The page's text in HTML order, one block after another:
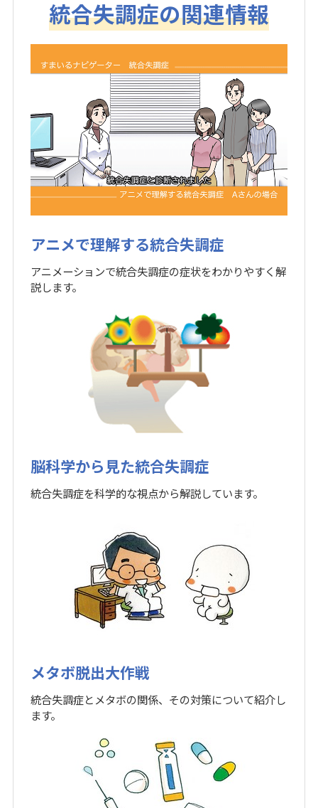
統合失調症の関連情報
アニメで理解する統合失調症
アニメーションで統合失調症の症状をわかりやすく解
説します。
脳科学から見た統合失調症
統合失調症を科学的な視点から解説しています。
メタボ脱出大作戦
統合失調症とメタボの関係、その対策について紹介し
ます。